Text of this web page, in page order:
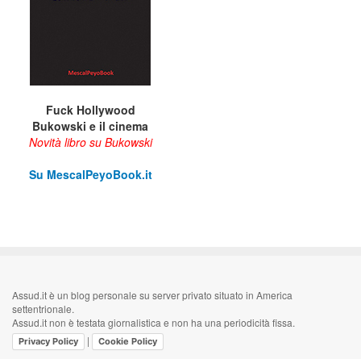
Fuck Hollywood
Bukowski e il cinema
Novità libro su Bukowski
Su MescalPeyoBook.it
Assud.it è un blog personale su server privato situato in America
settentrionale.
Assud.it non è testata giornalistica e non ha una periodicità fissa.
Privacy Policy | Cookie Policy